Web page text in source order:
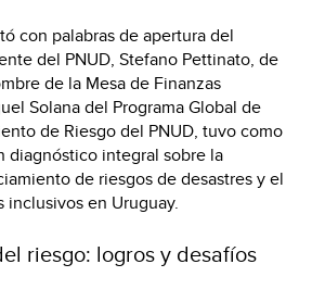
con palabras de apertura del
del PNUD, Stefano Pettinato, de
de la Mesa de Finanzas
Solana del Programa Global de
de Riesgo del PNUD, tuvo como
integral sobre la
de riesgos de desastres y el
inclusivos en Uruguay.
riesgo: logros y desafíos